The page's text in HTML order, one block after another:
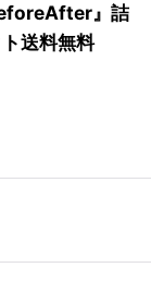
』詰
送料無料